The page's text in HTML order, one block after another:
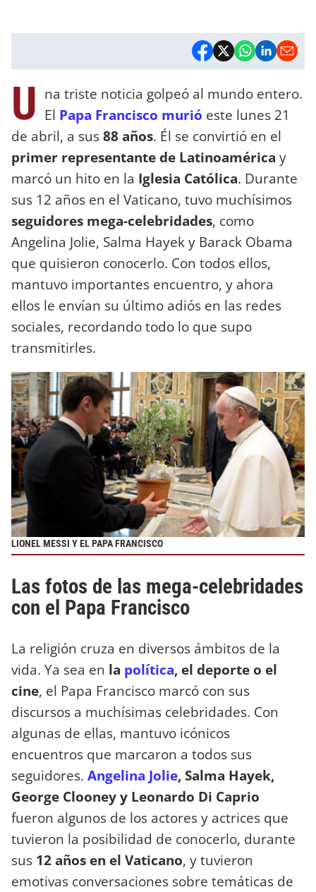
U na triste noticia golpeó al mundo entero.
El Papa Francisco murió este lunes 21
de abril, a sus88 años. Él se convirtió en el
primer representante de Latinoamérica y
marcó un hito en la Iglesia Católica. Durante
sus 12 años en el Vaticano, tuvo muchísimos
seguidores mega-celebridades, como
Angelina Jolie, Salma Hayek y Barack Obama
que quisieron conocerlo. Con todos ellos,
mantuvo importantes encuentro, y ahora
ellos le envían su último adiós en las redes
sociales, recordando todo lo que supo
transmitirles.
LIONEL MESSI Y EL PAPA FRANCISCO
Las fotos de las mega-celebridades
con el Papa Francisco
La religión cruza en diversos ámbitos de la
vida. Ya sea en la política, el deporte o el
cine, el Papa Francisco marcó con sus
discursos a muchísimas celebridades. Con
algunas de ellas, mantuvo icónicos
encuentros que marcaron a todos sus
seguidores. Angelina Jolie, Salma Hayek,
George Clooney y Leonardo Di Caprio
fueron algunos de los actores y actrices que
tuvieron la posibilidad de conocerlo, durante
sus 12 años en el Vaticano, y tuvieron
emotivas conversaciones sobre temáticas de